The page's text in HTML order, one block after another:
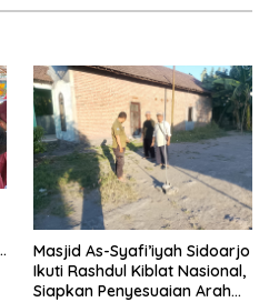
Masjid As-Syafi’iyah Sidoarjo
Ikuti Rashdul Kiblat Nasional,
Siapkan Penyesuaian Arah